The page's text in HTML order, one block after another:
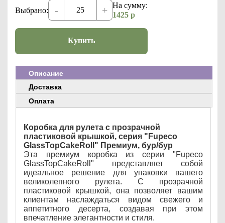
Выбрано: - +
На сумму:
1425 р
Купить
Описание
Доставка
Оплата
Коробка для рулета с прозрачной
пластиковой крышкой, серия "Fupeco
GlassTopCakeRoll" Премиум, бур/бур
Эта премиум коробка из серии "Fupeco
GlassTopCakeRoll" представляет собой
идеальное решение для упаковки вашего
великолепного рулета. С прозрачной
пластиковой крышкой, она позволяет вашим
клиентам наслаждаться видом свежего и
аппетитного десерта, создавая при этом
впечатление элегантности и стиля.